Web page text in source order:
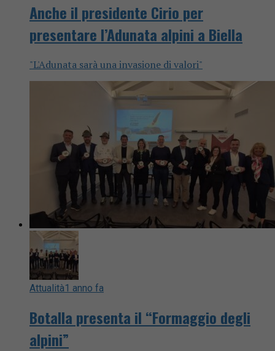
Anche il presidente Cirio per
presentare l’Adunata alpini a Biella
"L'Adunata sarà una invasione di valori"
Attualità1 anno fa
Botalla presenta il “Formaggio degli
alpini”